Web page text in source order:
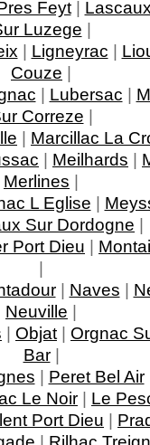
Feyt|
Luzege |
| Ligneyrac |
Couze |
| Lubersac |
Correze |
| Marcillac La
| Meilhards |
Merlines |
L Eglise |
Sur Dordogne |
Port Dieu |
|
| Naves |
Neuville |
| Objat | Orgnac
Bar|
| Peret Bel Air
Le Noir | Le
Port Dieu |
| Rilhac